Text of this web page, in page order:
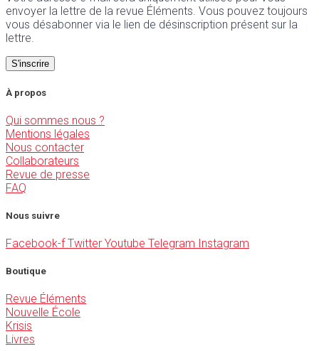
envoyer la lettre de la revue Éléments. Vous pouvez toujours
vous désabonner via le lien de désinscription présent sur la
lettre.
À propos
Qui sommes nous ?
Mentions légales
Nous contacter
Collaborateurs
Revue de presse
FAQ
Nous suivre
Facebook-f Twitter Youtube Telegram Instagram
Boutique
Revue Éléments
Nouvelle École
Krisis
Livres